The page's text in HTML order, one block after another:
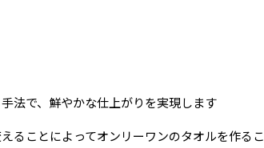
法で、鮮やかな仕上がりを実現します
ることによってオンリーワンのタオルを作るこ